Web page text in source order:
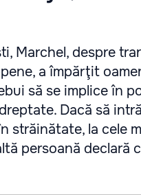
Marchel, despre
a împărţit
să se implice în
Dacă să
la cele
persoană declară